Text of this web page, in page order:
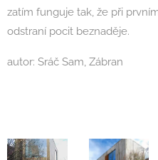
zatím funguje tak, že při
odstraní pocit beznaděje.
autor: Sráč Sam, Zábran